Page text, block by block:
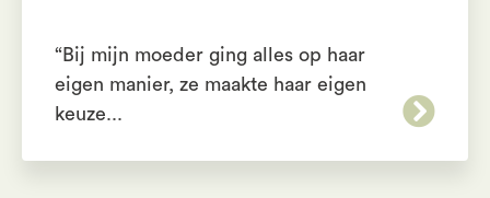
“Bij mijn moeder ging alles op haar
eigen manier, ze maakte haar eigen
keuze...